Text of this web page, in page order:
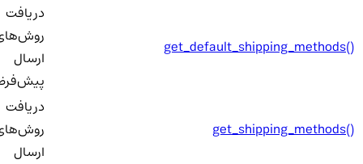
get_default_shipping_methods()
دریافت
روش‌های
ارسال
get_shipping_methods()
دریافت
روش‌های
ارسال